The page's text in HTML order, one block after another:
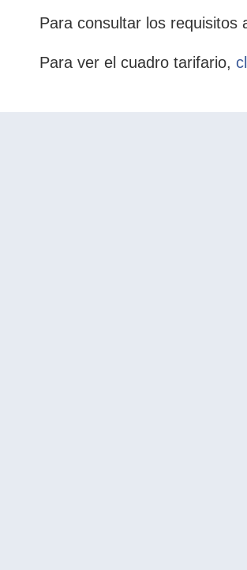
Para consultar los requisitos
Para ver el cuadro tarifario,